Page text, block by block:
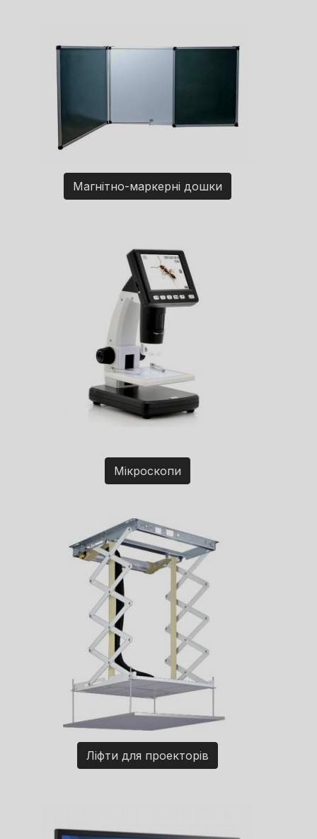
Магнітно-маркерні дошки
Мікроскопи
Ліфти для проекторів